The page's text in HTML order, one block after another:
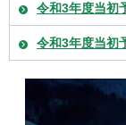
令和3年度当初
令和3年度当初